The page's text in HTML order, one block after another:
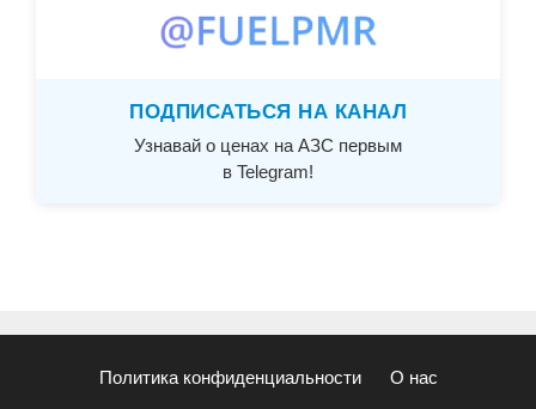
ПОДПИСАТЬСЯ НА КАНАЛ
Узнавай о ценах на АЗС первым
в Telegram!
Политика конфиденциальности О нас